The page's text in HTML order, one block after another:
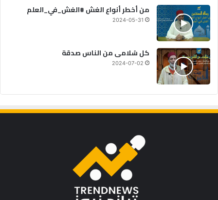
من أخطر أنواع الغش #الغش_في_العلم
2024-05-31
كل سُلامى من الناس صدقة
2024-07-02